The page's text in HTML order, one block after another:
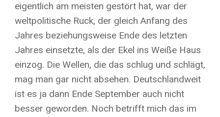
eigentlich am meisten gestört hat, war der
weltpolitische Ruck, der gleich Anfang des
Jahres beziehungsweise Ende des letzten
Jahres einsetzte, als der Ekel ins Weiße Haus
einzog. Die Wellen, die das schlug und schlägt,
mag man gar nicht absehen. Deutschlandweit
ist es ja dann Ende September auch nicht
besser geworden. Noch betrifft mich das im